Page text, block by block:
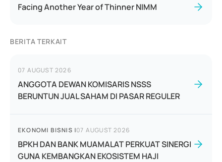
Facing Another Year of Thinner NIMM
BERITA TERKAIT
07 AUGUST 2026
ANGGOTA DEWAN KOMISARIS NSSS
BERUNTUN JUAL SAHAM DI PASAR REGULER
EKONOMI BISNIS |07 AUGUST 2026
BPKH DAN BANK MUAMALAT PERKUAT SINERGI
GUNA KEMBANGKAN EKOSISTEM HAJI